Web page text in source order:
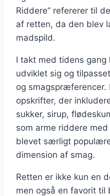
Riddere” refererer til
af retten, da den blev
madspild.
I takt med tidens gang
udviklet sig og
og smagspræferencer.
opskrifter, der
sukker, sirup,
som arme riddere
blevet særligt
dimension af smag.
Retten er ikke kun en
men også en favorit til